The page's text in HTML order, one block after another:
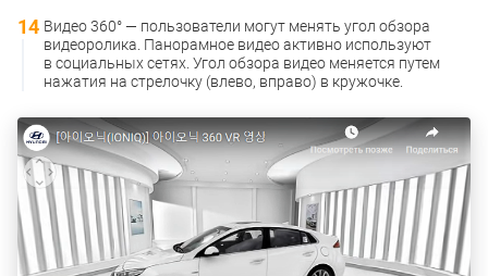
Видео 360° — пользователи могут менять угол обзора
видеоролика. Панорамное видео активно используют
в социальных сетях. Угол обзора видео меняется путем
нажатия на стрелочку (влево, вправо) в кружочке.